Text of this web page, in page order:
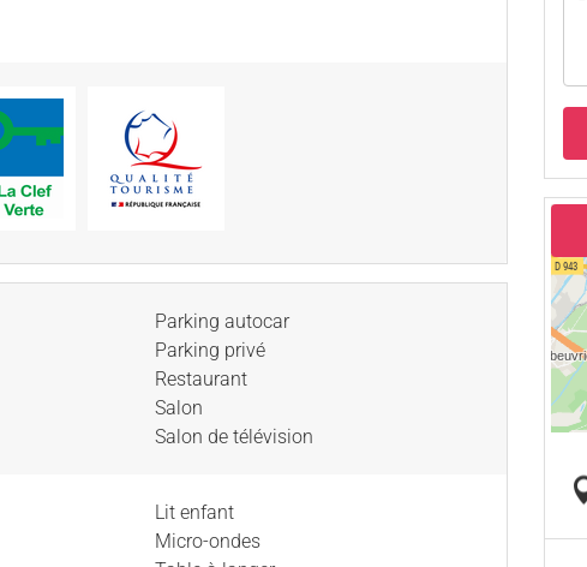
Parking autocar
Parking privé
Restaurant
Salon
Salon de télévision
Lit enfant
Micro-ondes